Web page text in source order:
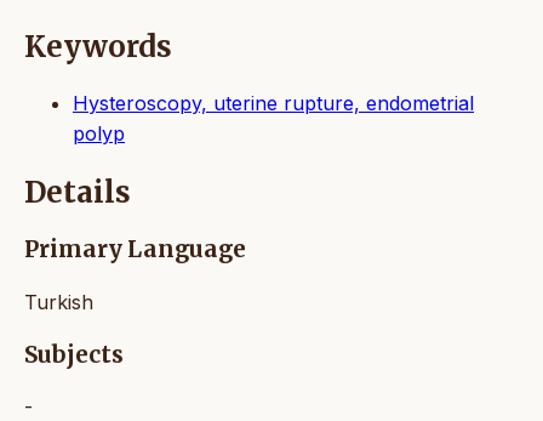
Keywords
Hysteroscopy, uterine rupture, endometrial
polyp
Details
Primary Language
Turkish
Subjects
-